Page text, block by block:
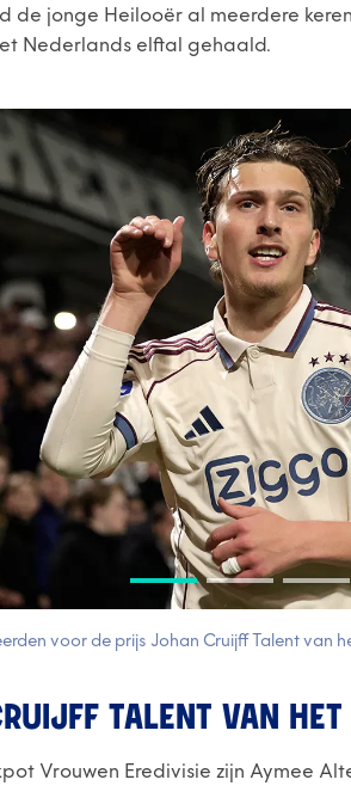
de jonge Heilooër al meerdere
Nederlands elftal gehaald.
voor de prijs Johan Cruijff Talent van
TALENT VAN
Vrouwen Eredivisie zijn Aymee